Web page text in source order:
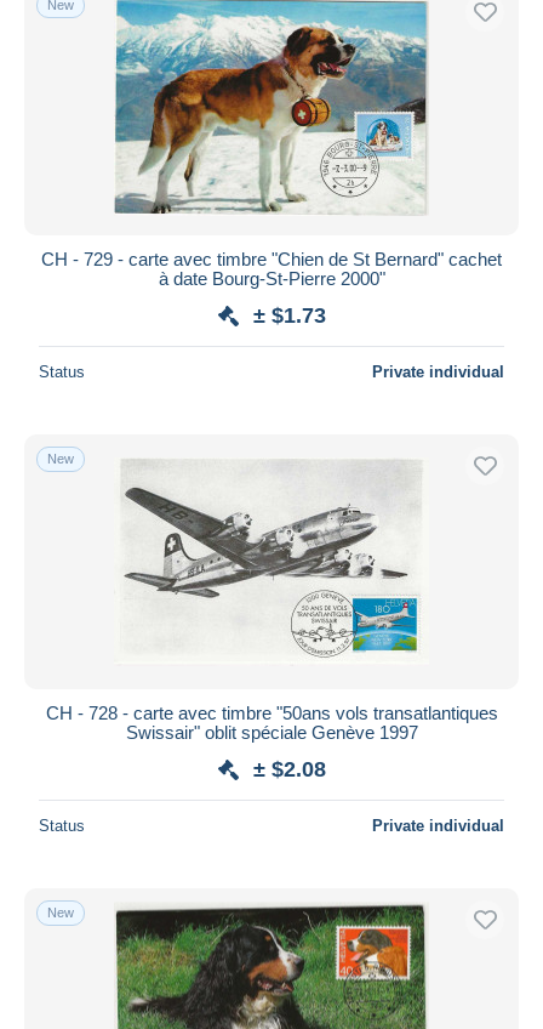
New
CH - 729 - carte avec timbre "Chien de St Bernard" cachet
à date Bourg-St-Pierre 2000"
± $1.73
Status Private individual
New
CH - 728 - carte avec timbre "50ans vols transatlantiques
Swissair" oblit spéciale Genève 1997
± $2.08
Status Private individual
New